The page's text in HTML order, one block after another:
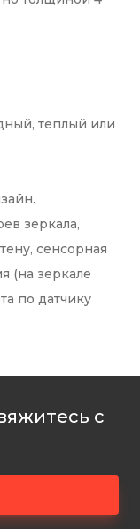
теплый или
зеркала,
сенсорная
(на зеркале
по датчику
с